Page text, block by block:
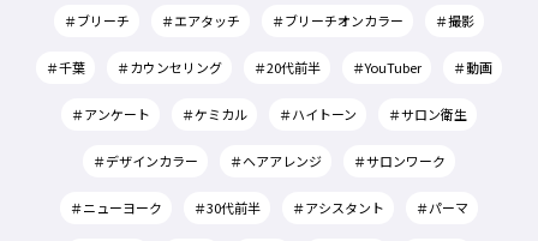
＃ブリーチ ＃エアタッチ ＃ブリーチオンカラー ＃撮影
＃千葉 ＃カウンセリング ＃20代前半 ＃YouTuber ＃動画
＃アンケート ＃ケミカル ＃ハイトーン ＃サロン衛生
＃デザインカラー ＃ヘアアレンジ ＃サロンワーク
＃ニューヨーク ＃30代前半 ＃アシスタント ＃パーマ